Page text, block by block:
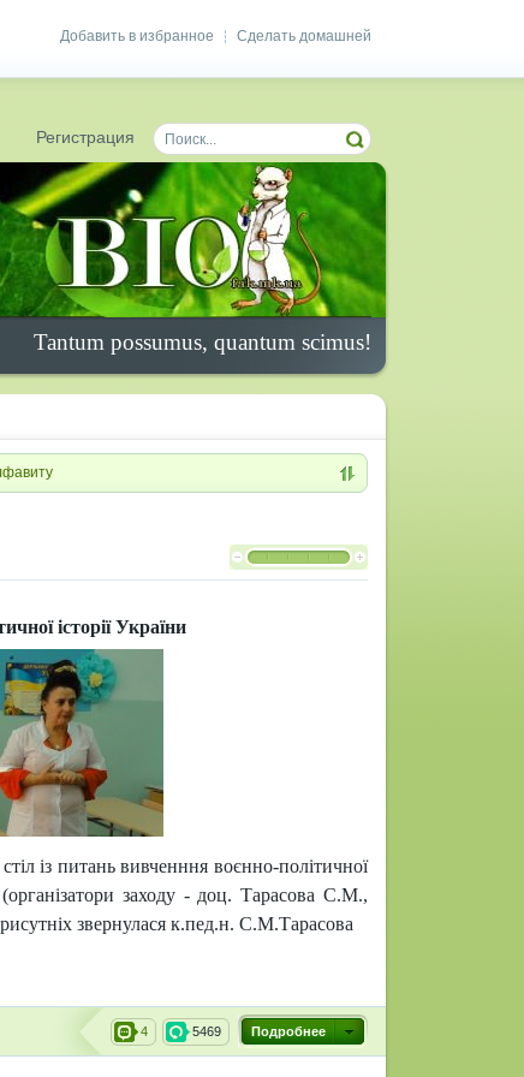
Сделать домашней
Добавить в избранное
Регистрация
Tantum possumus, quantum scimus!
історії України
із питань вивченння воєнно-політичної
заходу - доц. Тарасова С.М.,
звернулася к.пед.н. С.М.Тарасова
Подробнее
5469
4